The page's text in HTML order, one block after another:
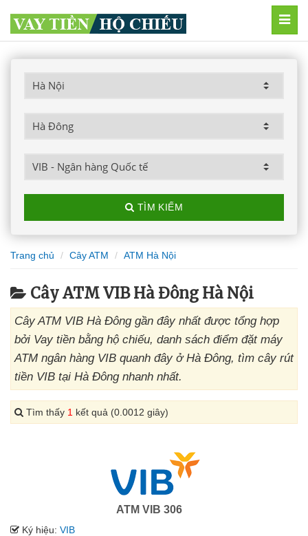
TÌM KIẾM
Trang chủ Cây ATM ATM Hà Nội
Cây ATM VIB Hà Đông Hà Nội
Cây ATM VIB Hà Đông gần đây nhất được tổng hợp
bởi Vay tiền bằng hộ chiếu, danh sách điểm đặt máy
ATM ngân hàng VIB quanh đây ở Hà Đông, tìm cây rút
tiền VIB tại Hà Đông nhanh nhất.
Tìm thấy 1 kết quả (0.0012 giây)
ATM VIB 306
Ký hiệu: VIB